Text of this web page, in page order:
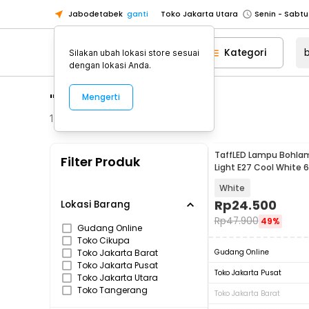
Jabodetabek ganti Toko Jakarta Utara
Toko Tangerang
Toko Cikupa
Pick n Go Jakarta Barat
Senin -
Toko Jakarta Barat
Senin -
Toko Tangerang
Senin - Jumat
Senin - Jumat
Kategori
"bohlam led"
1807
Filter Produk
Lokasi Barang
Gudang Online
Toko Cikupa
Toko Jakarta Barat
Toko Jakarta Pusat
Toko Jakarta Utara
Toko Tangerang
TaffLED Lampu
Light E27 Cool White
White
Rp24.500
Rp47.900 49%
Gudang Online
Toko Jakarta Pusat
Toko Jakarta Barat
Silakan ubah lokasi store sesuai
dengan lokasi Anda.
Mengerti